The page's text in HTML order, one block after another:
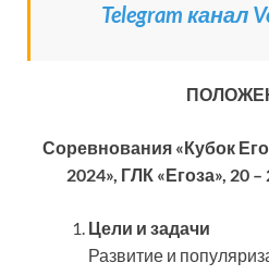
Telegram канал
Соревнования «Кубок
2024», ГЛК «Егоза», 20
Цели и задачи
Развитие и